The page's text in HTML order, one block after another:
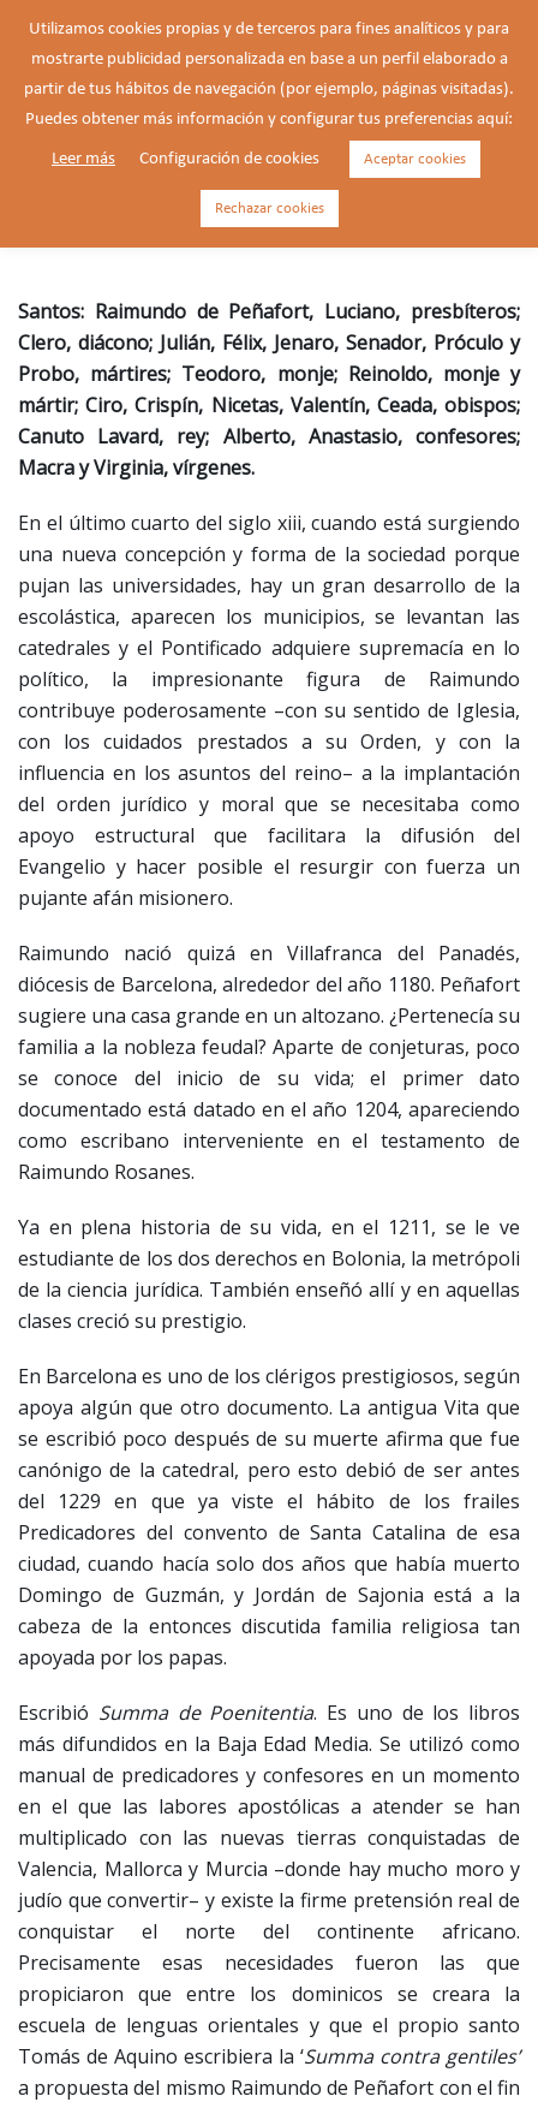
Raimundo de Peñafort,
confesor (1175-1275)
Santos: Raimundo de Peñafort, Luciano, presbíteros;
Clero, diácono; Julián, Félix, Jenaro, Senador, Próculo y
Probo, mártires; Teodoro, monje; Reinoldo, monje y
mártir; Ciro, Crispín, Nicetas, Valentín, Ceada, obispos;
Canuto Lavard, rey; Alberto, Anastasio, confesores;
Macra y Virginia, vírgenes.
En el último cuarto del siglo xiii, cuando está surgiendo
una nueva concepción y forma de la sociedad porque
pujan las universidades, hay un gran desarrollo de la
escolástica, aparecen los municipios, se levantan las
catedrales y el Pontificado adquiere supremacía en lo
político, la impresionante figura de Raimundo
contribuye poderosamente –con su sentido de Iglesia,
con los cuidados prestados a su Orden, y con la
influencia en los asuntos del reino– a la implantación
del orden jurídico y moral que se necesitaba como
apoyo estructural que facilitara la difusión del
Evangelio y hacer posible el resurgir con fuerza un
pujante afán misionero.
Raimundo nació quizá en Villafranca del Panadés,
diócesis de Barcelona, alrededor del año 1180. Peñafort
sugiere una casa grande en un altozano. ¿Pertenecía su
familia a la nobleza feudal? Aparte de conjeturas, poco
se conoce del inicio de su vida; el primer dato
documentado está datado en el año 1204, apareciendo
como escribano interveniente en el testamento de
Raimundo Rosanes.
Ya en plena historia de su vida, en el 1211, se le ve
estudiante de los dos derechos en Bolonia, la metrópoli
de la ciencia jurídica. También enseñó allí y en aquellas
clases creció su prestigio.
En Barcelona es uno de los clérigos prestigiosos, según
apoya algún que otro documento. La antigua Vita que
se escribió poco después de su muerte afirma que fue
canónigo de la catedral, pero esto debió de ser antes
del 1229 en que ya viste el hábito de los frailes
Predicadores del convento de Santa Catalina de esa
ciudad, cuando hacía solo dos años que había muerto
Domingo de Guzmán, y Jordán de Sajonia está a la
cabeza de la entonces discutida familia religiosa tan
apoyada por los papas.
Escribió Summa de Poenitentia. Es uno de los libros
más difundidos en la Baja Edad Media. Se utilizó como
manual de predicadores y confesores en un momento
en el que las labores apostólicas a atender se han
multiplicado con las nuevas tierras conquistadas de
Valencia, Mallorca y Murcia –donde hay mucho moro y
judío que convertir– y existe la firme pretensión real de
conquistar el norte del continente africano.
Precisamente esas necesidades fueron las que
propiciaron que entre los dominicos se creara la
escuela de lenguas orientales y que el propio santo
Tomás de Aquino escribiera la ‘Summa contra gentiles’
a propuesta del mismo Raimundo de Peñafort con el fin
Utilizamos cookies propias y de terceros para fines analíticos y para
mostrarte publicidad personalizada en base a un perfil elaborado a
partir de tus hábitos de navegación (por ejemplo, páginas visitadas).
Puedes obtener más información y configurar tus preferencias aquí:
Leer más Configuración de cookies Aceptar cookies
Rechazar cookies